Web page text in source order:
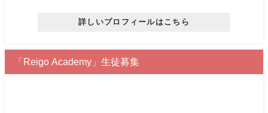
詳しいプロフィールはこちら
「Reigo Academy」生徒募集